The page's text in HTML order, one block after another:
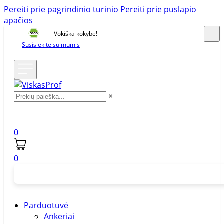
Pereiti prie pagrindinio turinio Pereiti prie puslapio
apačios
Vokiška kokybė!
Susisiekite su mumis
×
0
0
Parduotuvė
Ankeriai